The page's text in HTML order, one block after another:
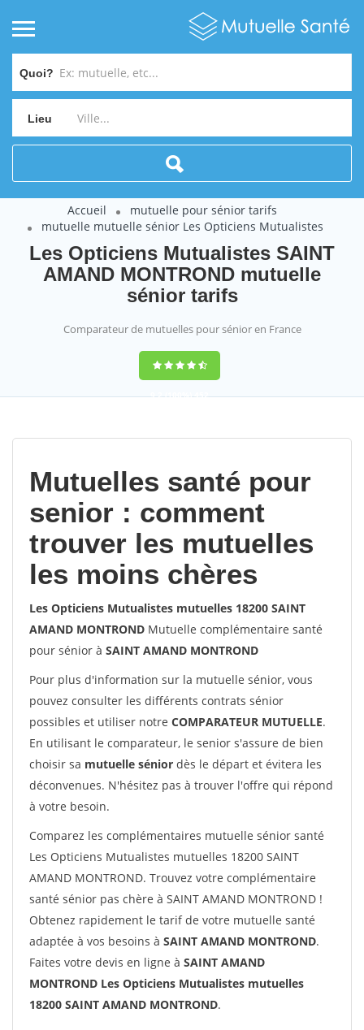
Quoi?
Lieu
Accueil
mutuelle pour sénior tarifs
mutuelle mutuelle sénior Les Opticiens Mutualistes
Les Opticiens Mutualistes SAINT
AMAND MONTROND mutuelle
sénior tarifs
Comparateur de mutuelles pour sénior en France
9,2(100%)452
Mutuelles santé pour
senior : comment
trouver les mutuelles
les moins chères
Les Opticiens Mutualistes mutuelles 18200 SAINT
AMAND MONTROND Mutuelle complémentaire santé
pour sénior à SAINT AMAND MONTROND
Pour plus d'information sur la mutuelle sénior, vous
pouvez consulter les différents contrats sénior
possibles et utiliser notre COMPARATEUR MUTUELLE.
En utilisant le comparateur, le senior s'assure de bien
choisir sa mutuelle sénior dès le départ et évitera les
déconvenues. N'hésitez pas à trouver l'offre qui répond
à votre besoin.
Comparez les complémentaires mutuelle sénior santé
Les Opticiens Mutualistes mutuelles 18200 SAINT
AMAND MONTROND. Trouvez votre complémentaire
santé sénior pas chère à SAINT AMAND MONTROND !
Obtenez rapidement le tarif de votre mutuelle santé
adaptée à vos besoins à SAINT AMAND MONTROND.
Faites votre devis en ligne à SAINT AMAND
MONTROND Les Opticiens Mutualistes mutuelles
18200 SAINT AMAND MONTROND.